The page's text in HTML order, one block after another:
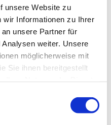
unsere Website zu
wir Informationen zu Ihrer
unsere Partner für
weiter. Unsere
möglicherweise mit
Sie ihnen bereitgestellt